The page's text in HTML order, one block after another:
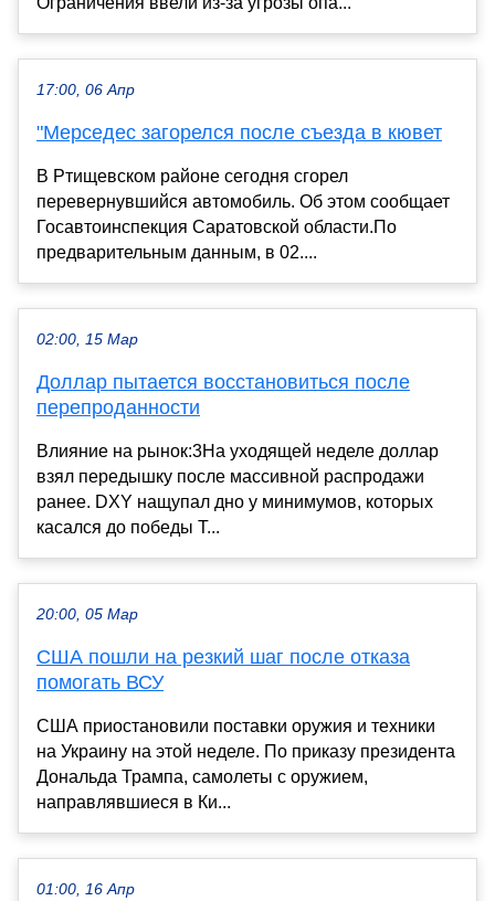
17:00, 06 Апр
"Мерседес загорелся после съезда в кювет
В Ртищевском районе сегодня сгорел
перевернувшийся автомобиль. Об этом сообщает
Госавтоинспекция Саратовской области.По
предварительным данным, в 02....
02:00, 15 Мар
Доллар пытается восстановиться после
перепроданности
Влияние на рынок:3На уходящей неделе доллар
взял передышку после массивной распродажи
ранее. DXY нащупал дно у минимумов, которых
касался до победы Т...
20:00, 05 Мар
США пошли на резкий шаг после отказа
помогать ВСУ
США приостановили поставки оружия и техники
на Украину на этой неделе. По приказу президента
Дональда Трампа, самолеты с оружием,
направлявшиеся в Ки...
01:00, 16 Апр